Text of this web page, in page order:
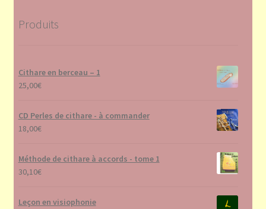
Produits
Cithare en berceau – 1
25,00€
CD Perles de cithare - à commander
18,00€
Méthode de cithare à accords - tome 1
30,10€
Leçon en visiophonie